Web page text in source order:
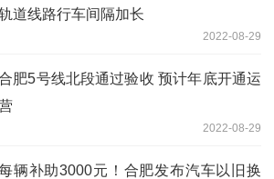
道线路行车间隔加长
2022-08-29
肥5号线北段通过验收 预计年底开通运
2022-08-29
辆补助3000元！合肥发布汽车以旧换